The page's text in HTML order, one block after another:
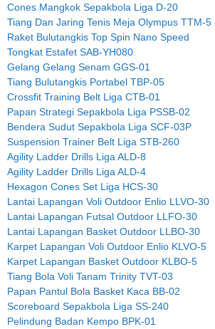
Cones Mangkok Sepakbola Liga D-20
Tiang Dan Jaring Tenis Meja Olympus TTM-5
Raket Bulutangkis Top Spin Nano Speed
Tongkat Estafet SAB-YH080
Gelang Gelang Senam GGS-01
Tiang Bulutangkis Portabel TBP-05
Crossfit Training Belt Liga CTB-01
Papan Strategi Sepakbola Liga PSSB-02
Bendera Sudut Sepakbola Liga SCF-03P
Suspension Trainer Belt Liga STB-260
Agility Ladder Drills Liga ALD-8
Agility Ladder Drills Liga ALD-4
Hexagon Cones Set Liga HCS-30
Lantai Lapangan Voli Outdoor Enlio LLVO-30
Lantai Lapangan Futsal Outdoor LLFO-30
Lantai Lapangan Basket Outdoor LLBO-30
Karpet Lapangan Voli Outdoor Enlio KLVO-5
Karpet Lapangan Basket Outdoor KLBO-5
Tiang Bola Voli Tanam Trinity TVT-03
Papan Pantul Bola Basket Kaca BB-02
Scoreboard Sepakbola Liga SS-240
Pelindung Badan Kempo BPK-01